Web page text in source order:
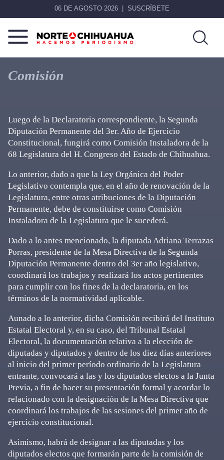
06 DE AGOSTO 2026 SUSCRÍBETE
Norte
De
Chihuahua
Más
que
noticias,
Comisión
Luego de la Declaratoria correspondiente, la Segunda
Diputación Permanente del 3er. Año de Ejercicio
Constitucional, fungirá como Comisión Instaladora de la
68 Legislatura del H. Congreso del Estado de Chihuahua.
Lo anterior, dado a que la Ley Orgánica del Poder
Legislativo contempla que, en el año de renovación de la
Legislatura, entre otras atribuciones de la Diputación
Permanente, debe de constituirse como Comisión
Instaladora de la Legislatura que le sucederá.
Dado a lo antes mencionado, la diputada Adriana Terrazas
Porras, presidente de la Mesa Directiva de la Segunda
Diputación Permanente dentro del 3er año legislativo,
coordinará los trabajos y realizará los actos pertinentes
para cumplir con los fines de la declaratoria, en los
términos de la normatividad aplicable.
Aunado a lo anterior, dicha Comisión recibirá del Instituto
Estatal Electoral y, en su caso, del Tribunal Estatal
Electoral, la documentación relativa a la elección de
diputadas y diputados y dentro de los diez días anteriores
al inicio del primer período ordinario de la Legislatura
entrante, convocará a las y los diputados electos a la Junta
Previa, a fin de hacer su presentación formal y acordar lo
relacionado con la designación de la Mesa Directiva que
coordinará los trabajos de las sesiones del primer año de
ejercicio constitucional.
Asimismo, habrá de designar a las diputadas y los
diputados electos que formarán parte de la comisión de